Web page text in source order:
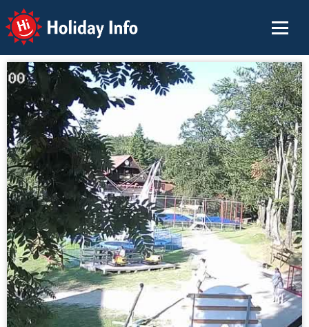
Holiday Info